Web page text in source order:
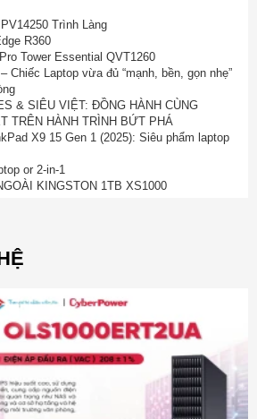
Trình Làng
R360
Tower Essential QVT1260
Chiếc Laptop vừa đủ “mạnh, bền, gọn nhẹ”
& SIÊU VIỆT: ĐỒNG HÀNH CÙNG
TRÊN HÀNH TRÌNH BỨT PHÁ
X9 15 Gen 1 (2025): Siêu phẩm laptop
or 2-in-1
KINGSTON 1TB XS1000